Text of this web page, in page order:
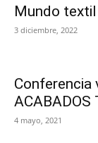
Mundo
3 diciembre, 2022
Conferencia
ACABADOS
4 mayo, 2021